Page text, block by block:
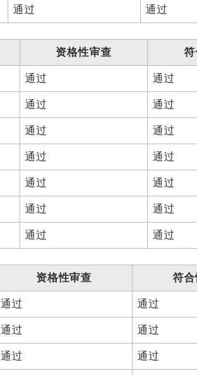
通过 通过
资格性审查
通过 通过
通过 通过
通过 通过
通过 通过
通过 通过
通过 通过
通过 通过
资格性审查 符
通过 通过
通过 通过
通过 通过